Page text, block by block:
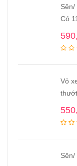
Sên/
Có
Vỏ